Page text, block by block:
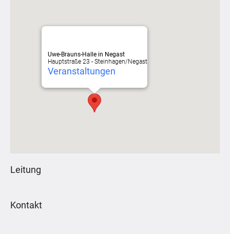
Uwe-Brauns-Halle in Negast
Hauptstraße 23 - Steinhagen/Negast
Veranstaltungen
Leitung
Kontakt